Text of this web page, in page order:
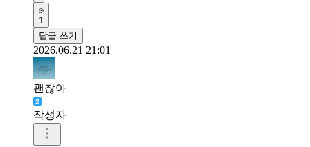
1
답글 쓰기
2026.06.21 21:01
괜찮아
작성자